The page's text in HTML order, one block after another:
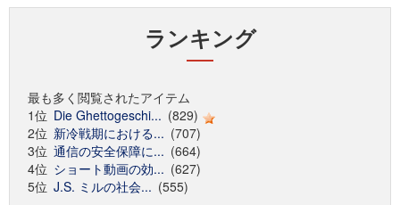
ランキング
最も多く閲覧されたアイテム
1位 Die Ghettogeschi... (829)
2位 新冷戦期における... (707)
3位 通信の安全保障に... (664)
4位 ショート動画の効... (627)
5位 J.S. ミルの社会... (555)